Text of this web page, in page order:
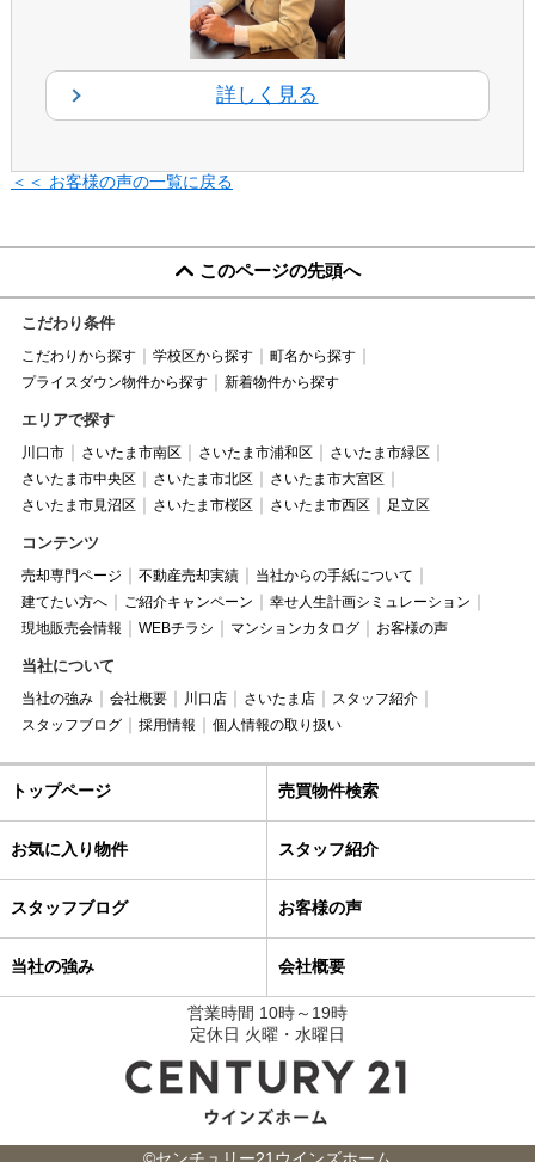
詳しく見る
＜＜ お客様の声の一覧に戻る
このページの先頭へ
こだわり条件
こだわりから探す 学校区から探す
町名から探す
プライスダウン物件から探す
新着物件から探す
エリアで探す
川口市 さいたま市南区 さいたま市浦和区
さいたま市緑区
さいたま市中央区
さいたま市北区
さいたま市大宮区
さいたま市見沼区
さいたま市桜区 さいたま市西区 足立区
コンテンツ
売却専門ページ 不動産売却実績
当社からの手紙について
建てたい方へ
ご紹介キャンペーン
幸せ人生計画シミュレーション
現地販売会情報
WEBチラシ マンションカタログ お客様の声
当社について
当社の強み 会社概要 川口店 さいたま店
スタッフ紹介
スタッフブログ
採用情報 個人情報の取り扱い
トップページ 売買物件検索
お気に入り物件 スタッフ紹介
スタッフブログ お客様の声
当社の強み 会社概要
営業時間 10時～19時
定休日 火曜・水曜日
©センチュリー21ウインズホーム